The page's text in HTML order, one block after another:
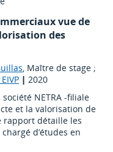
vue de
des
, Maître de stage ;
| 2020
NETRA -filiale
et la valorisation de
rapport détaille les
d’études en